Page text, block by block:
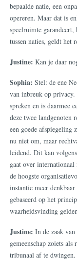
bepaalde natie, een
opereren. Maar dat is
speelruimte
tussen naties, geldt het
Justine: Kan je daar
Sophia: Stel: de ene
van inbreuk op privacy.
spreken en is daarmee
deze twee
een goede afspiegeling
nu niet om, maar
leidend. Dit kan
gaat over
de hoogste
instantie meer
gebaseerd op het
waarheidsvinding
Justine: In de zaak
gemeenschap zoiets
tribunaal af te dwingen.